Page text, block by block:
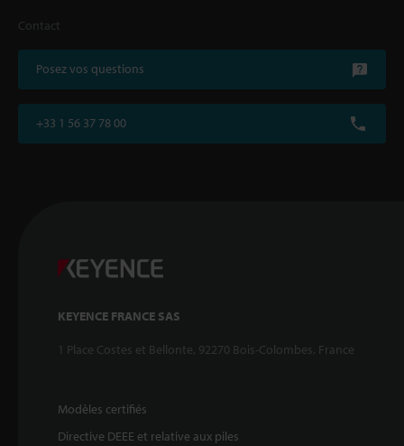
Contact
Posez vos questions
+33 1 56 37 78 00
KEYENCE FRANCE SAS
1 Place Costes et Bellonte, 92270 Bois-Colombes, France
Modèles certifiés
Directive DEEE et relative aux piles